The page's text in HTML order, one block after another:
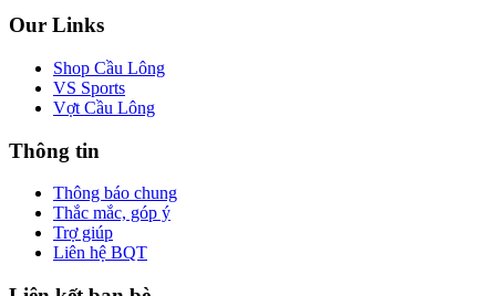
Our Links
Shop Cầu Lông
VS Sports
Vợt Cầu Lông
Thông tin
Thông báo chung
Thắc mắc, góp ý
Trợ giúp
Liên hệ BQT